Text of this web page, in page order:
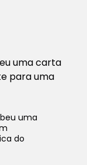
uma carta
para uma
uma
do